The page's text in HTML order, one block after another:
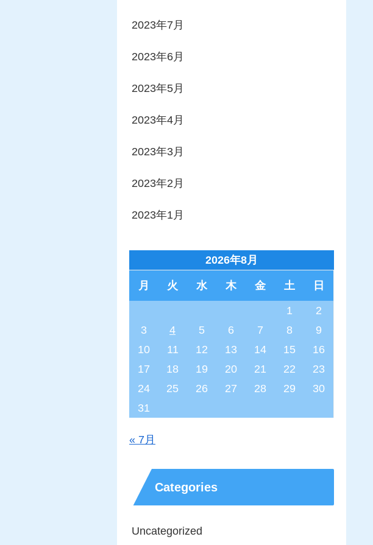
2023年7月
2023年6月
2023年5月
2023年4月
2023年3月
2023年2月
2023年1月
2026年8月
月 火 水 木 金 土 日
1
2
3
4 5 6 7 8
9
10
11 12 13 14 15
16
17
18 19 20 21 22
23
24
25 26 27 28 29
30
31
« 7月
Categories
Uncategorized